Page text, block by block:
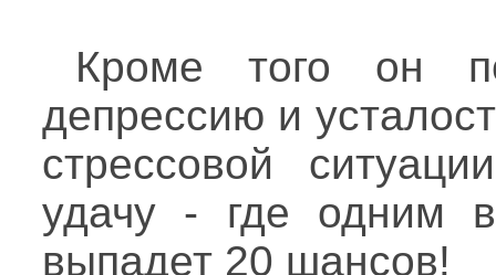
Кроме того он
депрессию и
стрессовой
удачу - где одним
выпадет 20 шансов!